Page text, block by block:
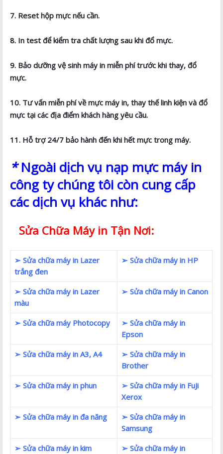
7. Reset hộp mực nếu cần.
8. In test để kiểm tra chất lượng sau khi đổ mực.
9. Bảo dưỡng vệ sinh máy in miễn phí trước khi thay, đổ
mực.
10. Tư vấn miễn phí về mực máy in, thay thế linh kiện và đổ
mực tại các địa điểm khách hàng yêu cầu.
11. Hỗ trợ 24/7 bảo hành đến khi hết mực trong máy.
*Ngoài dịch vụ nạp mực máy in
công ty chúng tôi còn cung cấp
các dịch vụ khác như:
Sửa Chữa Máy in Tận Nơi:
➢ Sửa chữa máy in Lazer
trắng đen
➢ Sửa chữa máy in HP
➢ Sửa chữa máy in Lazer
màu
➢ Sửa chữa máy in Canon
➢ Sửa chữa máy Photocopy
➢ Sửa chữa máy in
Epson
➢ Sửa chữa máy in A3, A4
➢ Sửa chữa máy in
Brother
➢ Sửa chữa máy in phun
➢ Sửa chữa máy in FuJi
Xerox
➢ Sửa chữa máy in đa năng
➢ Sửa chữa máy in
Samsung
➢ Sửa chữa máy in kim
➢ Sửa chữa máy in